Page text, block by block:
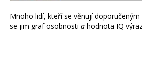
Mnoho lidí, kteří se věnují
se jim graf osobnosti a hodnota IQ